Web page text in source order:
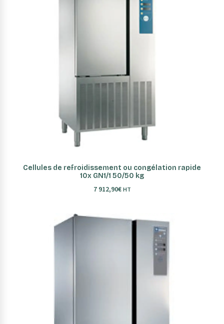
AJOUTER AU PANIER
Cellules de refroidissement ou congélation rapide
10x GN1/1 50/50 kg
7 912,90€ HT